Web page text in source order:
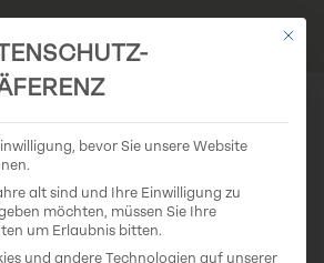
Mit
bevor Sie unsere Website
alt sind und Ihre Einwilligung zu
möchten, müssen Sie Ihre
um Erlaubnis bitten.
und andere Technologien auf unserer